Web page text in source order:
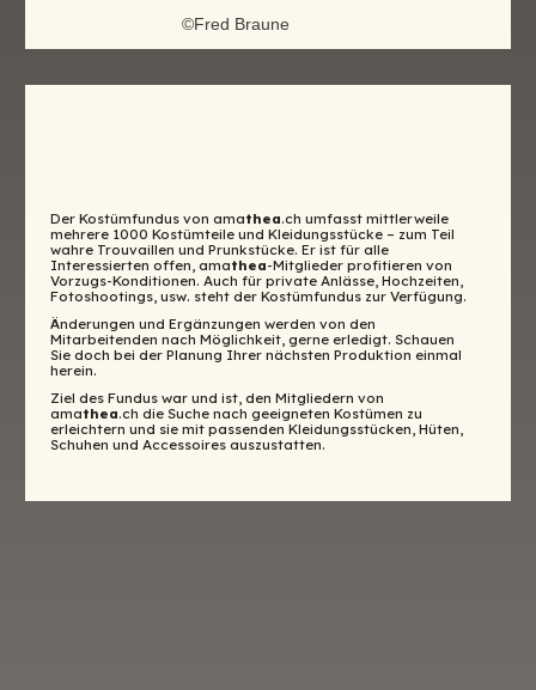
©Fred Braune
Der Kostümfundus von amathea.ch umfasst mittlerweile
mehrere 1000 Kostümteile und Kleidungsstücke – zum Teil
wahre Trouvaillen und Prunkstücke. Er ist für alle
Interessierten offen, amathea-Mitglieder profitieren von
Vorzugs-Konditionen. Auch für private Anlässe, Hochzeiten,
Fotoshootings, usw. steht der Kostümfundus zur Verfügung.
Änderungen und Ergänzungen werden von den
Mitarbeitenden nach Möglichkeit, gerne erledigt. Schauen
Sie doch bei der Planung Ihrer nächsten Produktion einmal
herein.
Ziel des Fundus war und ist, den Mitgliedern von
amathea.ch die Suche nach geeigneten Kostümen zu
erleichtern und sie mit passenden Kleidungsstücken, Hüten,
Schuhen und Accessoires auszustatten.